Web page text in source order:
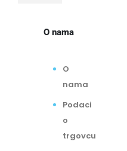
O nama
O
nama
Podaci
o
trgovcu